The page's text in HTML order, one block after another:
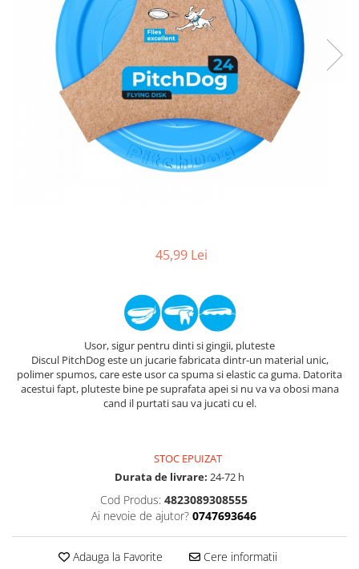
45,99 Lei
Usor, sigur pentru dinti si gingii, pluteste
Discul PitchDog este un jucarie fabricata dintr-un material unic,
polimer spumos, care este usor ca spuma si elastic ca guma. Datorita
acestui fapt, pluteste bine pe suprafata apei si nu va va obosi mana
cand il purtati sau va jucati cu el.
STOC EPUIZAT
Durata de livrare: 24-72 h
Cod Produs: 4823089308555
Ai nevoie de ajutor? 0747693646
Adauga la Favorite Cere informatii